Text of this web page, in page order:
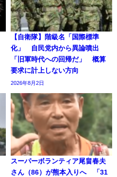
【自衛隊】階級名「国際標準
化」 自民党内から異論噴出
「旧軍時代への回帰だ」 概算
要求に計上しない方向
2026年8月2日
スーパーボランティア尾畠春夫
さん（86）が熊本入りへ 「31